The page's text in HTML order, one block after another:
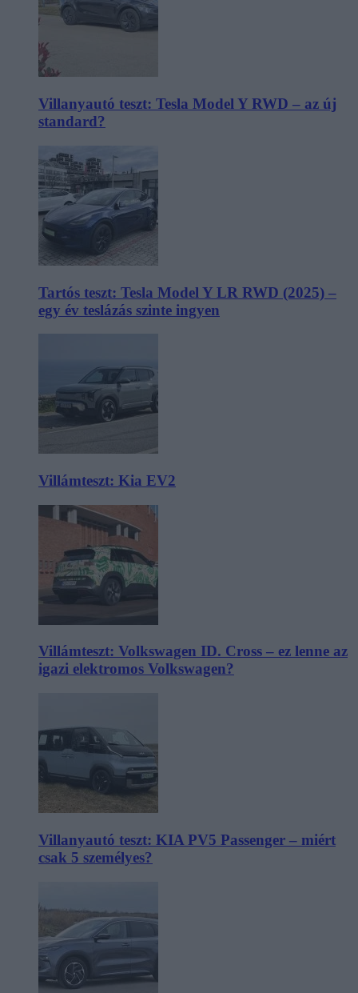
Villanyautó teszt: Tesla Model Y RWD – az új
standard?
Tartós teszt: Tesla Model Y LR RWD (2025) –
egy év teslázás szinte ingyen
Villámteszt: Kia EV2
Villámteszt: Volkswagen ID. Cross – ez lenne az
igazi elektromos Volkswagen?
Villanyautó teszt: KIA PV5 Passenger – miért
csak 5 személyes?